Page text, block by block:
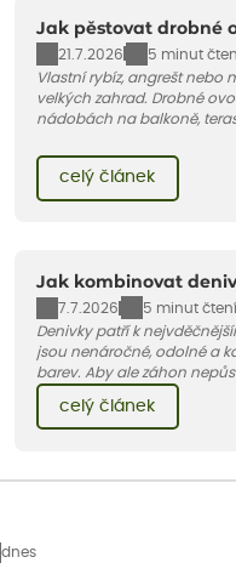
Jak pěstovat drobné
21.7.2026
5 minut
Vlastní rybíz, angrešt nebo
velkých zahrad. Drobné
nádobách na balkoně,
pár základních pravidel. V
celý článek
Jak kombinovat
7.7.2026
5 minut čtení
Denivky patří k
jsou nenáročné, odolné a
barev. Aby ale záhon
jakými trvalkami a
celý článek
dnes